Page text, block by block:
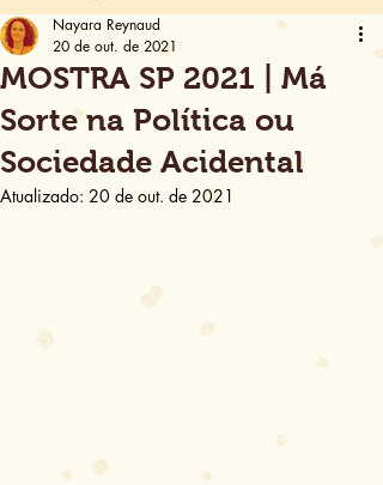
MOSTRA SP 2021 | Má
Sorte na Política ou
Sociedade Acidental
Nayara Reynaud
20 de out. de 2021
Atualizado: 20 de out. de 2021